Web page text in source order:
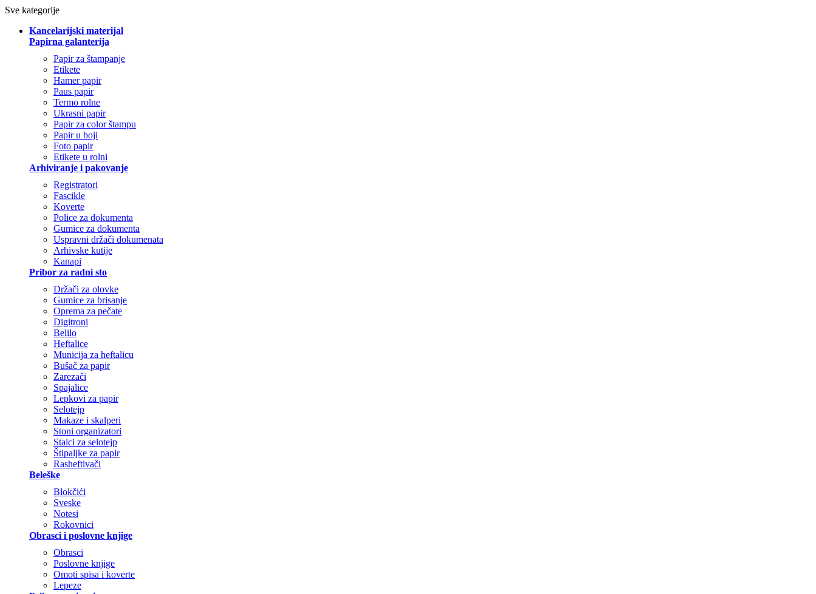
Sve kategorije
Kancelarijski materijal
Papirna galanterija
Papir za štampanje
Etikete
Hamer papir
Paus papir
Termo rolne
Ukrasni papir
Papir za color štampu
Papir u boji
Foto papir
Etikete u rolni
Arhiviranje i pakovanje
Registratori
Fascikle
Koverte
Police za dokumenta
Gumice za dokumenta
Uspravni držači dokumenata
Arhivske kutije
Kanapi
Pribor za radni sto
Držači za olovke
Gumice za brisanje
Oprema za pečate
Digitroni
Belilo
Heftalice
Municija za heftalicu
Bušač za papir
Zarezači
Spajalice
Lepkovi za papir
Selotejp
Makaze i skalperi
Stoni organizatori
Stalci za selotejp
Štipaljke za papir
Rasheftivači
Beleške
Blokčići
Sveske
Notesi
Rokovnici
Obrasci i poslovne knjige
Obrasci
Poslovne knjige
Omoti spisa i koverte
Lepeze